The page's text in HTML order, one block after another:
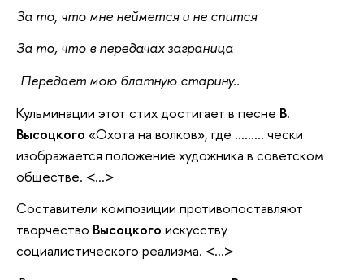
За то, что мне неймется и не спится
За то, что в передачах заграница
Передает мою блатную старину..
Кульминации этот стих достигает в песне В.
Высоцкого «Охота на волков», где ……... чески
изображается положение художника в советском
обществе. <...>
Составители композиции противопоставляют
творчество Высоцкого искусству
социалистического реализма. <...>